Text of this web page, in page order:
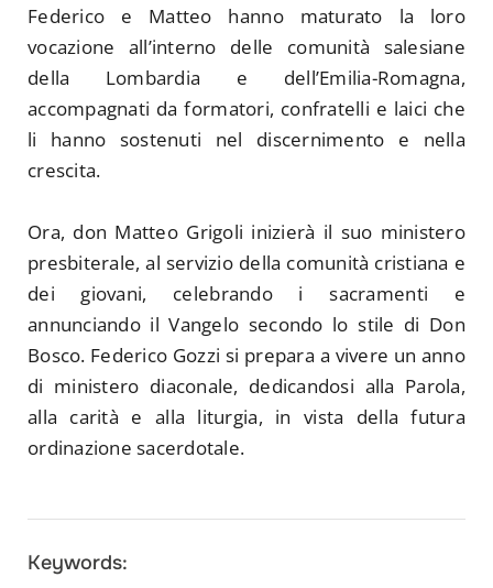
Federico e Matteo hanno maturato la loro
vocazione all’interno delle comunità salesiane
della Lombardia e dell’Emilia-Romagna,
accompagnati da formatori, confratelli e laici che
li hanno sostenuti nel discernimento e nella
crescita.
Ora, don Matteo Grigoli inizierà il suo ministero
presbiterale, al servizio della comunità cristiana e
dei giovani, celebrando i sacramenti e
annunciando il Vangelo secondo lo stile di Don
Bosco. Federico Gozzi si prepara a vivere un anno
di ministero diaconale, dedicandosi alla Parola,
alla carità e alla liturgia, in vista della futura
ordinazione sacerdotale.
Keywords: